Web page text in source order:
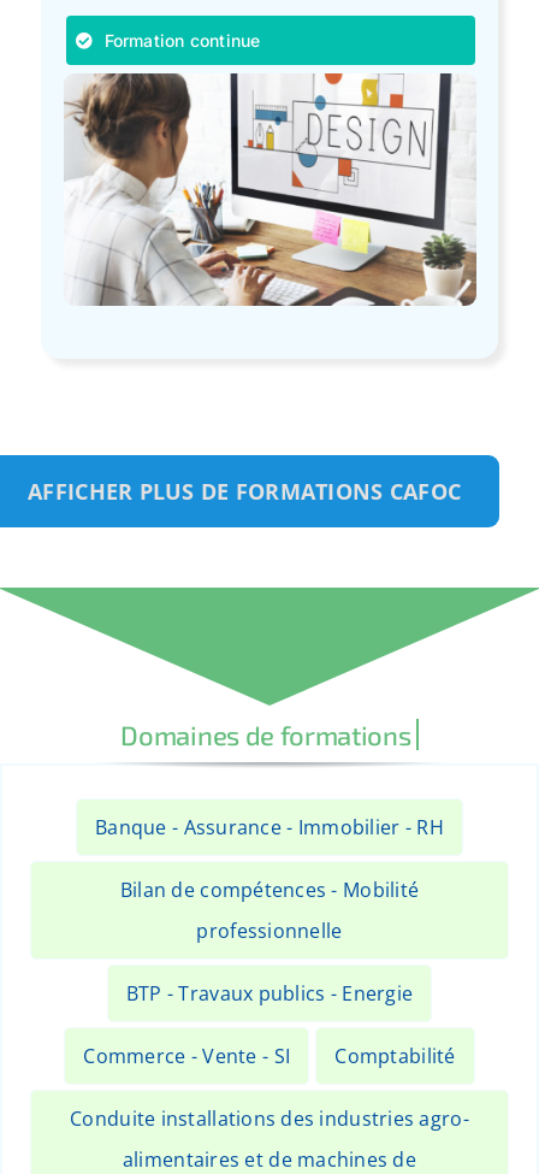
Formation continue
AFFICHER PLUS DE FORMATIONS CAFOC
Banque - Assurance - Immobilier - RH
Bilan de compétences - Mobilité
professionnelle
BTP - Travaux publics - Energie
Commerce - Vente - SI Comptabilité
Conduite installations des industries agro-
alimentaires et de machines de